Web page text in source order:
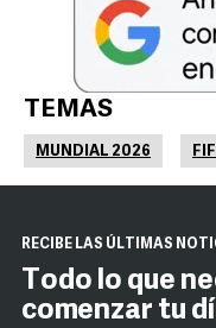
TEMAS
MUNDIAL 2026
RECIBE LAS ÚLTIMAS
Todo lo que
comenzar tu